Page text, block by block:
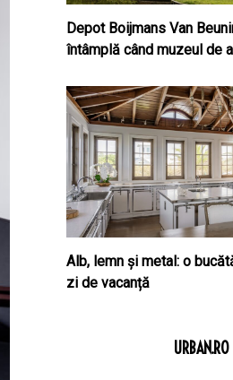
Depot Boijmans Van
întâmplă când muzeul de
Alb, lemn și metal: o
zi de vacanță
URBAN.RO